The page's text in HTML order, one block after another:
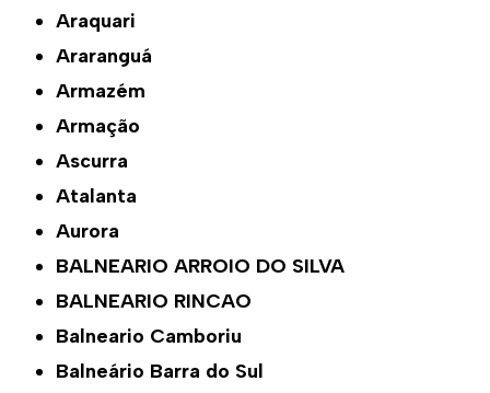
Araquari
Araranguá
Armazém
Armação
Ascurra
Atalanta
Aurora
BALNEARIO ARROIO DO SILVA
BALNEARIO RINCAO
Balneario Camboriu
Balneário Barra do Sul